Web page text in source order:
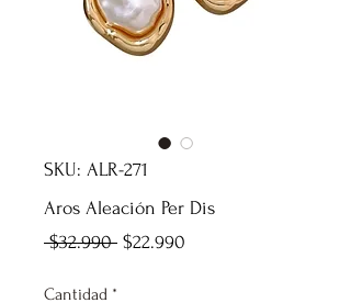
SKU: ALR-271
Aros Aleación Per Dis
$32.990 Precio
$22.990
Cantidad *